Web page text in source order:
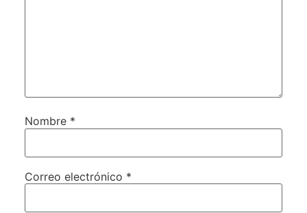
Nombre *
Correo electrónico *